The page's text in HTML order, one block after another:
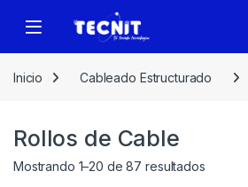
Inicio Cableado Estructurado
Rollos de Cable
Mostrando 1–20 de 87 resultados